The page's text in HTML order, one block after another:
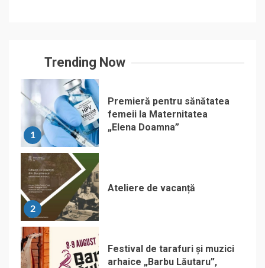
Trending Now
1
Premieră pentru sănătatea
femeii la Maternitatea
„Elena Doamna”
2
Ateliere de vacanță
Festival de tarafuri și muzici
arhaice „Barbu Lăutaru”,